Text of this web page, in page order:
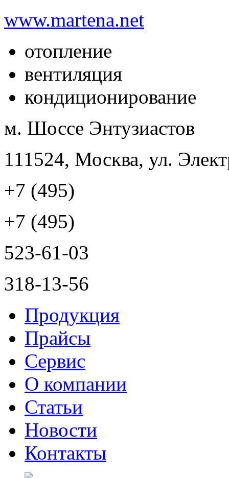
www.martena.net
отопление
вентиляция
кондиционирование
м. Шоссе Энтузиастов
111524, Москва, ул.
+7 (495)
+7 (495)
523-61-03
318-13-56
Продукция
Прайсы
Сервис
О компании
Статьи
Новости
Контакты